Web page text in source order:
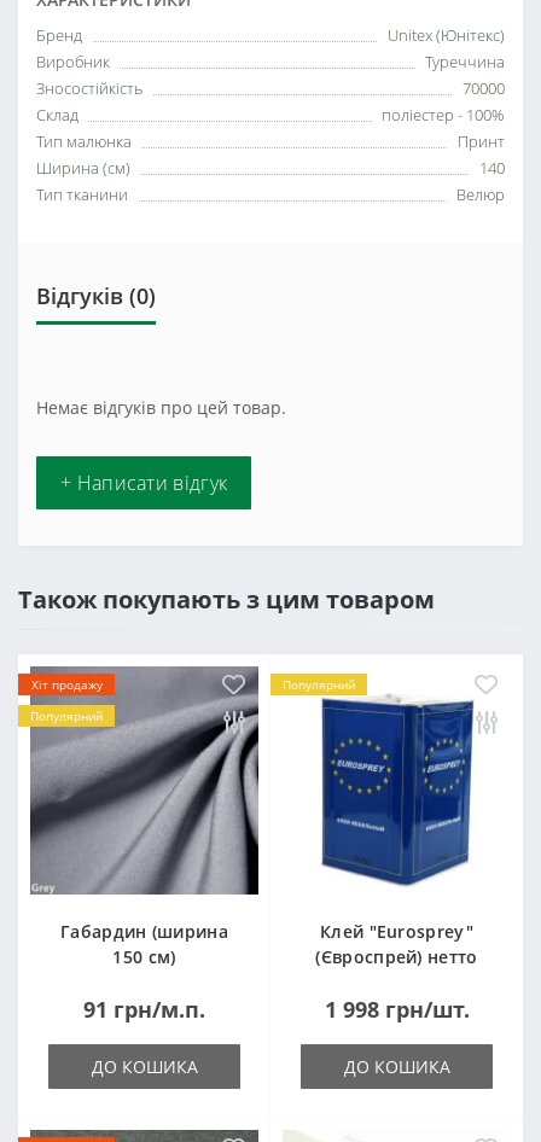
Бренд
Unitex (Юнітекс)
Виробник
Туреччина
Зносостійкість
70000
Склад
поліестер - 100%
Тип малюнка
Принт
Ширина (см)
140
Тип тканини
Велюр
Відгуків (0)
Немає відгуків про цей товар.
+ Написати відгук
Також покупають з цим товаром
Хіт продажу
Популярний
Габардин (ширина
150 см)
91 грн/м.п.
ДО КОШИКА
Популярний
Клей "Eurosprey"
(Євроспрей) нетто
1 998 грн/шт.
ДО КОШИКА